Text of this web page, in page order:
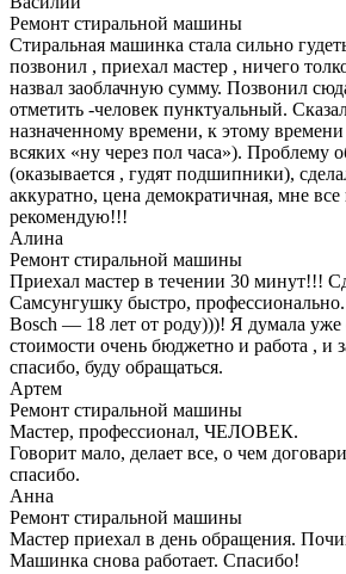
Ремонт стиральной машины
Стиральная машинка стала сильно
позвонил , приехал мастер , ничего
назвал заоблачную сумму. Позвонил
отметить -человек пунктуальный.
назначенному времени, к этому
всяких «ну через пол часа»). Проблему
(оказывается , гудят подшипники),
аккуратно, цена демократичная, мне
рекомендую!!!
Алина
Ремонт стиральной машины
Приехал мастер в течении 30 минут!!!
Самсунгушку быстро,
Bosch — 18 лет от роду)))! Я думала уже
стоимости очень бюджетно и работа , и
спасибо, буду обращаться.
Артем
Ремонт стиральной машины
Мастер, профессионал, ЧЕЛОВЕК.
Говорит мало, делает все, о чем
спасибо.
Анна
Ремонт стиральной машины
Мастер приехал в день обращения.
Машинка снова работает. Спасибо!